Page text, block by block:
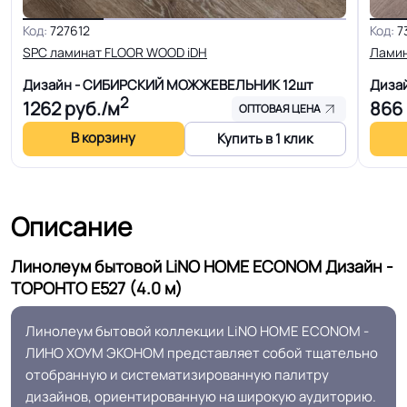
Область применения
Для офиса, Для модульных зданий,
Для квартиры, Для строителей,
Для спальни, Для детской, Для
оптовиков
Допуск изменения
+-10% мм
В3, Д3, Т2, РП2
Класс 21/22 кл.
Устойчивость к химии Нормальная
Код: 727612
SPC ламинат FLOOR WOOD iDH
Дизайн - СИБИРСКИЙ МОЖЖЕВЕЛЬНИК12шт
1262руб./м2 ОПТОВАЯ ЦЕНА
В корзину Купить в 1 клик
Код:
866
Описание
Линолеум бытовой LiNO HOME ECONOM Дизайн -
ТОРОНТО E527 (4.0 м)
Линолеум бытовой коллекции LiNO HOME ECONOM -
ЛИНО ХОУМ ЭКОНОМ представляет собой тщательно
отобранную и систематизированную палитру
дизайнов, ориентированную на широкую аудиторию.